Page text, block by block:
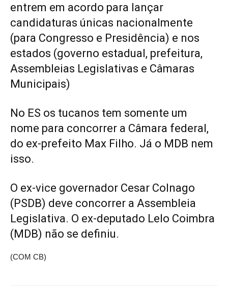
entrem em acordo para lançar
candidaturas únicas nacionalmente
(para Congresso e Presidência) e nos
estados (governo estadual, prefeitura,
Assembleias Legislativas e Câmaras
Municipais)
No ES os tucanos tem somente um
nome para concorrer a Câmara federal,
do ex-prefeito Max Filho. Já o MDB nem
isso.
O ex-vice governador Cesar Colnago
(PSDB) deve concorrer a Assembleia
Legislativa. O ex-deputado Lelo Coimbra
(MDB) não se definiu.
(COM CB)